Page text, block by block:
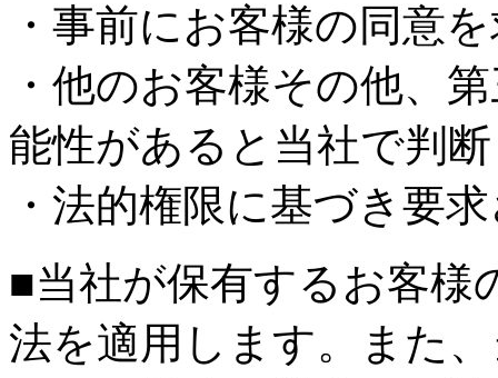
・事前にお客様の同意
・他のお客様その他、
能性があると当社で判
・法的権限に基づき要
■当社が保有するお客様
法を適用します。また